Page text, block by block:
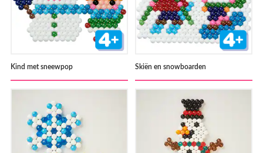
Kind met sneewpop Skiën en snowboarden